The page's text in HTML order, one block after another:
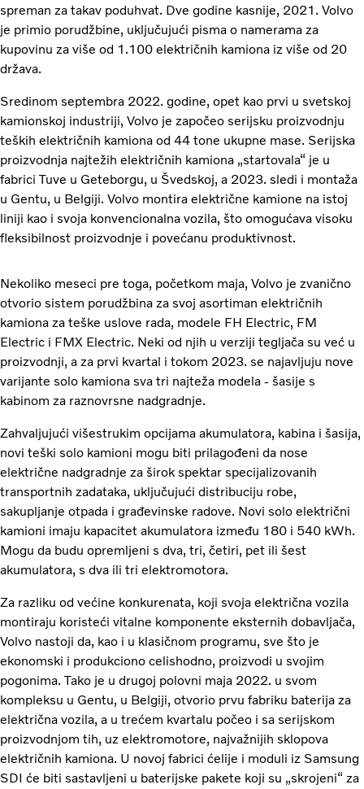
spreman za takav poduhvat. Dve godine kasnije, 2021. Volvo
je primio porudžbine, uključujući pisma o namerama za
kupovinu za više od 1.100 električnih kamiona iz više od 20
država.
Sredinom septembra 2022. godine, opet kao prvi u svetskoj
kamionskoj industriji, Volvo je započeo serijsku proizvodnju
teških električnih kamiona od 44 tone ukupne mase. Serijska
proizvodnja najtežih električnih kamiona „startovala“ je u
fabrici Tuve u Geteborgu, u Švedskoj, a 2023. sledi i montaža
u Gentu, u Belgiji. Volvo montira električne kamione na istoj
liniji kao i svoja konvencionalna vozila, što omogućava visoku
fleksibilnost proizvodnje i povećanu produktivnost.
Nekoliko meseci pre toga, početkom maja, Volvo je zvanično
otvorio sistem porudžbina za svoj asortiman električnih
kamiona za teške uslove rada, modele FH Electric, FM
Electric i FMX Electric. Neki od njih u verziji tegljača su već u
proizvodnji, a za prvi kvartal i tokom 2023. se najavljuju nove
varijante solo kamiona sva tri najteža modela - šasije s
kabinom za raznovrsne nadgradnje.
Zahvaljujući višestrukim opcijama akumulatora, kabina i šasija,
novi teški solo kamioni mogu biti prilagođeni da nose
električne nadgradnje za širok spektar specijalizovanih
transportnih zadataka, uključujući distribuciju robe,
sakupljanje otpada i građevinske radove. Novi solo električni
kamioni imaju kapacitet akumulatora između 180 i 540 kWh.
Mogu da budu opremljeni s dva, tri, četiri, pet ili šest
akumulatora, s dva ili tri elektromotora.
Za razliku od većine konkurenata, koji svoja električna vozila
montiraju koristeći vitalne komponente eksternih dobavljača,
Volvo nastoji da, kao i u klasičnom programu, sve što je
ekonomski i produkciono celishodno, proizvodi u svojim
pogonima. Tako je u drugoj polovni maja 2022. u svom
kompleksu u Gentu, u Belgiji, otvorio prvu fabriku baterija za
električna vozila, a u trećem kvartalu počeo i sa serijskom
proizvodnjom tih, uz elektromotore, najvažnijih sklopova
električnih kamiona. U novoj fabrici ćelije i moduli iz Samsung
SDI će biti sastavljeni u baterijske pakete koji su „skrojeni“ za